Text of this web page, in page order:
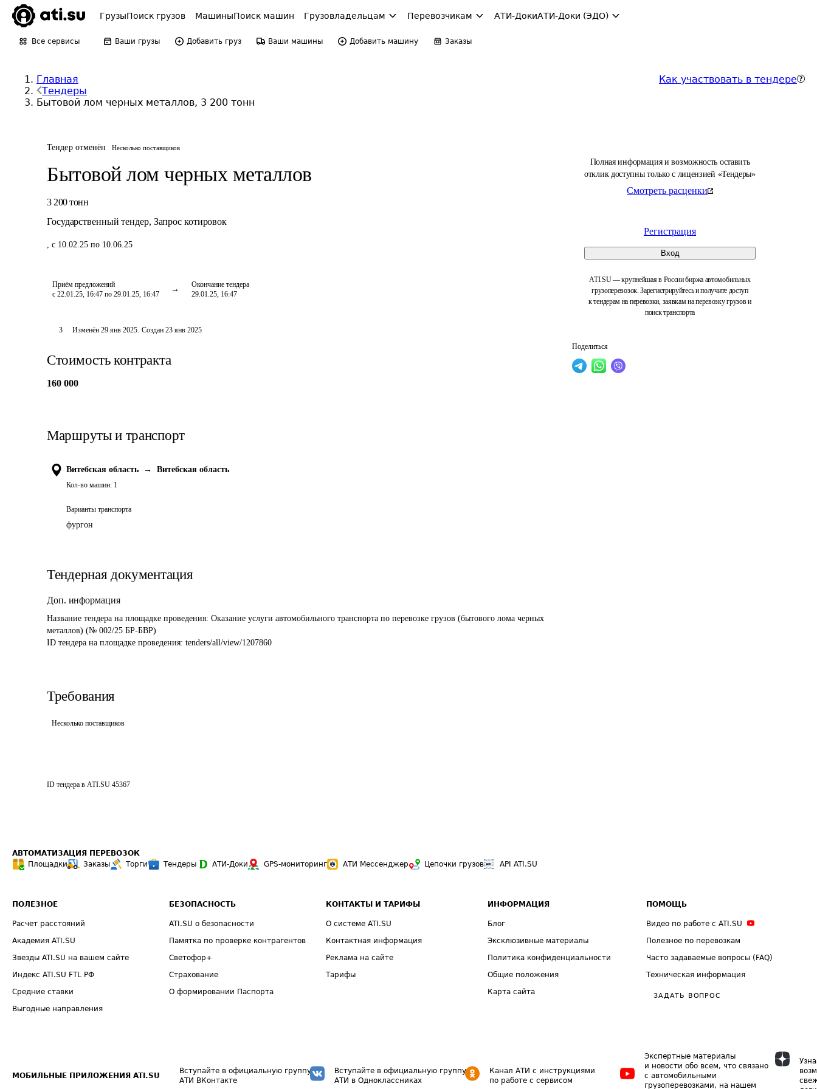
ГрузыПоиск грузов МашиныПоиск машин Грузовладельцам Перевозчикам АТИ-ДокиАТИ-Доки (ЭДО)
Все сервисы Ваши грузы Добавить груз Ваши машины Добавить машину Заказы
Главная
Тендеры
Бытовой лом черных металлов, 3 200 тонн
Как участвовать в тендере
Тендер отменён Несколько поставщиков
Бытовой лом черных металлов
3 200 тонн
Государственный тендер, Запрос котировок
, с 10.02.25 по 10.06.25
Приём предложений
с 22.01.25, 16:47 по 29.01.25, 16:47
Окончание тендера
29.01.25, 16:47
Полная информация и возможность оставить
отклик доступны только с лицензией «Тендеры»
Смотреть расценки
Регистрация
Вход
ATI.SU — крупнейшая в России биржа автомобильных
грузоперевозок. Зарегистрируйтесь и получите доступ
к тендерам на перевозки, заявкам на перевозку грузов и
поиск транспорта
Поделиться
3 Изменён 29 янв 2025. Создан 23 янв 2025
Стоимость контракта
160 000
Маршруты и транспорт
Витебская область → Витебская область
Кол-во машин: 1
Варианты транспорта
фургон
Тендерная документация
Доп. информация
Название тендера на площадке проведения: Оказание услуги автомобильного транспорта по перевозке грузов (бытового лома черных
металлов) (№ 002/25 БР-БВР)
ID тендера на площадке проведения: tenders/all/view/1207860
Требования
Несколько поставщиков
ID тендера в ATI.SU 45367
АВТОМАТИЗАЦИЯ ПЕРЕВОЗОК
Площадки
Заказы Торги Тендеры АТИ-Доки GPS-мониторинг АТИ Мессенджер Цепочки грузов API ATI.SU
ПОЛЕЗНОЕ
Расчет расстояний
Академия ATI.SU
Звезды ATI.SU на вашем сайте
Индекс ATI.SU FTL РФ
Средние ставки
Выгодные направления
БЕЗОПАСНОСТЬ
ATI.SU о безопасности
Памятка по проверке контрагентов
Светофор+
Страхование
О формировании Паспорта
КОНТАКТЫ И ТАРИФЫ
О системе ATI.SU
Контактная информация
Реклама на сайте
Тарифы
ИНФОРМАЦИЯ
Блог
Эксклюзивные материалы
Политика конфиденциальности
Общие положения
Карта сайта
ПОМОЩЬ
Видео по работе с ATI.SU
Полезное по перевозкам
Часто задаваемые вопросы (FAQ)
Техническая информация
ЗАДАТЬ ВОПРОС
МОБИЛЬНЫЕ ПРИЛОЖЕНИЯ ATI.SU
Вступайте в официальную группу
АТИ ВКонтакте
Вступайте в официальную группу
АТИ в Одноклассниках
Канал АТИ с инструкциями
по работе с сервисом
Экспертные материалы
и новости обо всем, что связано
с автомобильными
грузоперевозками, на нашем